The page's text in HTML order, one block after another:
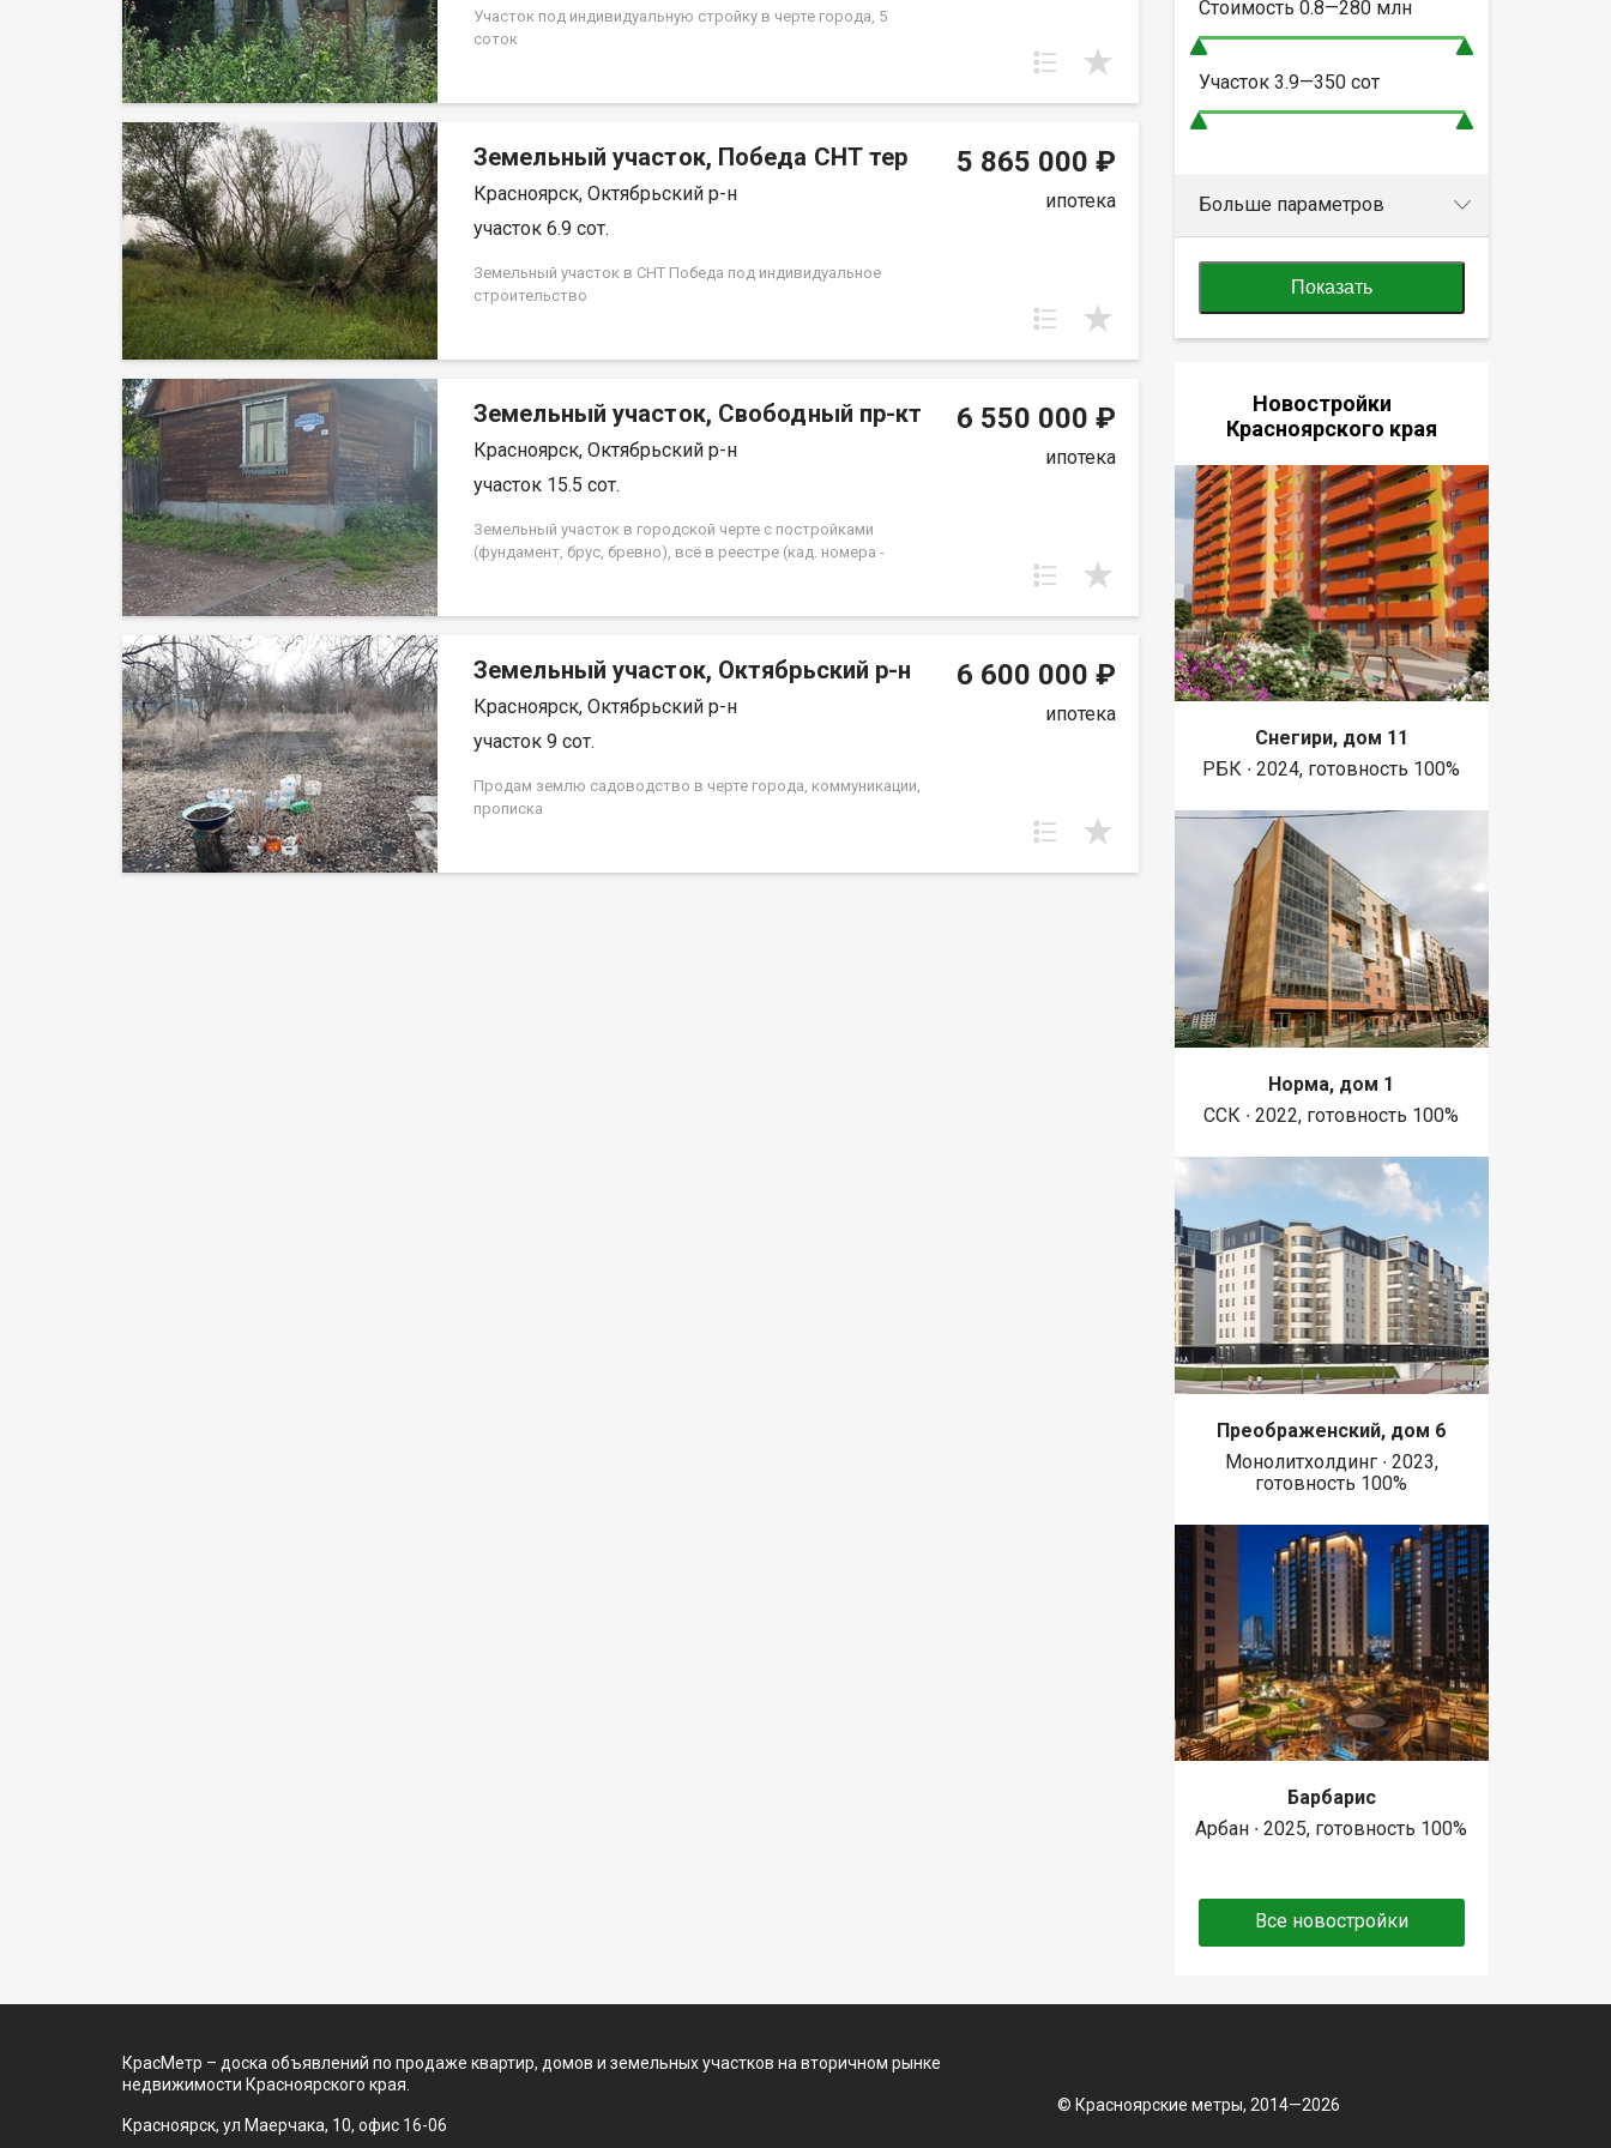
Участок под индивидуальную стройку в черте города, 5
соток
Земельный участок, Победа СНТ тер
Красноярск, Октябрьский р-н
участок 6.9 сот.
Земельный участок в СНТ Победа под индивидуальное
строительство
5 865 000 ₽
ипотека
Земельный участок, Свободный пр-кт
Красноярск, Октябрьский р-н
участок 15.5 сот.
Земельный участок в городской черте с постройками
(фундамент, брус, бревно), всё в реестре (кад. номера -
24:50:0100556:915). Хороший подъезд для строительной
6 550 000 ₽
ипотека
Земельный участок, Октябрьский р-н
Красноярск, Октябрьский р-н
участок 9 сот.
Продам землю садоводство в черте города, коммуникации,
прописка
6 600 000 ₽
ипотека
Стоимость 0.8—280млн
Участок 3.9—350сот
Больше параметров
Показать
Новостройки
Красноярского края
Снегири, дом 11
РБК ∙ 2024, готовность 100%
Норма, дом 1
ССК ∙ 2022, готовность 100%
Преображенский, дом 6
Монолитхолдинг ∙ 2023,
готовность 100%
Барбарис
Арбан ∙ 2025, готовность 100%
Все новостройки
КрасМетр – доска объявлений по продаже квартир, домов и земельных участков на вторичном рынке
недвижимости Красноярского края.
Красноярск, ул Маерчака, 10, офис 16-06
© Красноярские метры, 2014—2026